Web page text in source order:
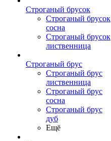
Строганый брусок
Строганый брусок
сосна
Строганый брусок
лиственница
Строганый брус
Строганый брус
лиственница
Строганый брус
сосна
Строганый брус
дуб
Ещё